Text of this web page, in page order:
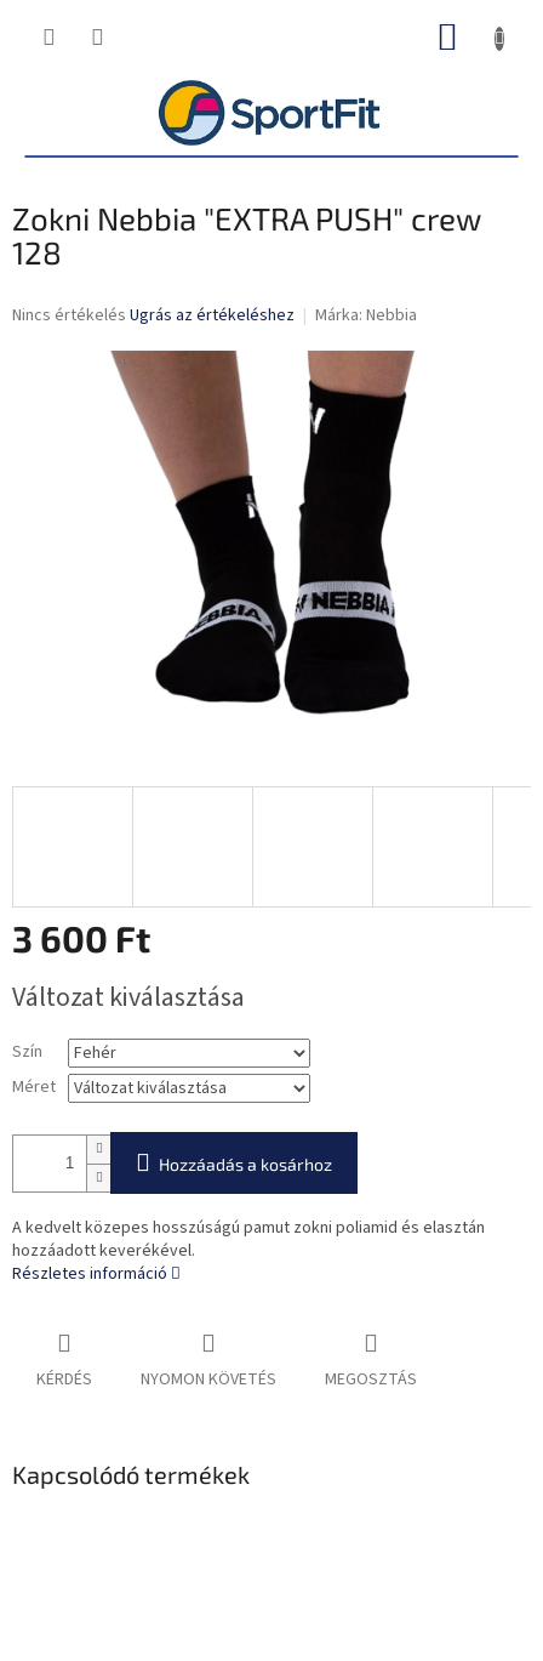
KOSÁR
Zokni Nebbia "EXTRA PUSH" crew
128
A
Nincs értékelés Ugrás az értékeléshez Márka: Nebbia
3 600 Ft
Változat kiválasztása
Szín
Méret
Hozzáadás a kosárhoz
A kedvelt közepes hosszúságú pamut zokni poliamid és elasztán
hozzáadott keverékével.
Részletes információ
KÉRDÉS NYOMON KÖVETÉS MEGOSZTÁS
Kapcsolódó termékek